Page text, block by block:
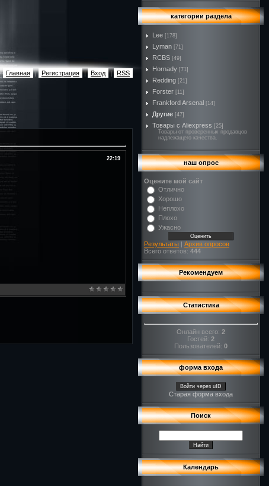
Главная | Регистрация | Вход | RSS
22:19
категории раздела
Lee [178]
Lyman [71]
RCBS [49]
Hornady [71]
Redding [21]
Forster [11]
Frankford Arsenal [14]
Другие [47]
Товары с Aliexpress [25]
Товары от проверенных продавцов
надлежащего качества.
наш опрос
Оцените мой сайт
Отлично
Хорошо
Неплохо
Плохо
Ужасно
Результаты | Архив опросов
Всего ответов: 444
Рекомендуем
Статистика
Онлайн всего: 2
Гостей: 2
Пользователей: 0
форма входа
Войти через uID
Старая форма входа
Поиск
Календарь